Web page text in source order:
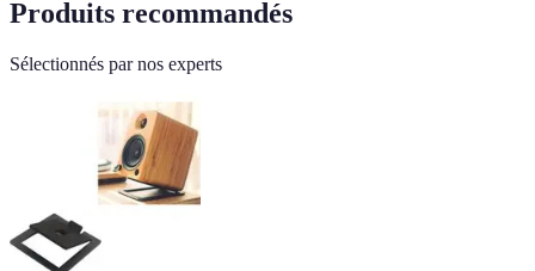
Produits recommandés
Sélectionnés par nos experts